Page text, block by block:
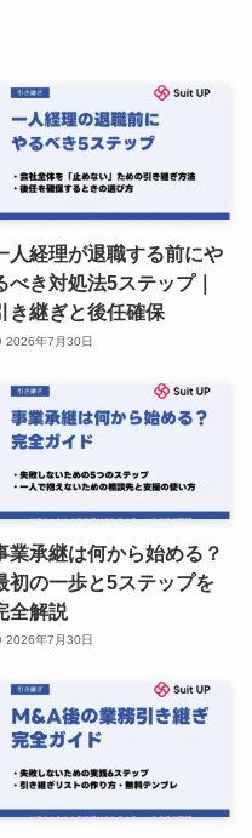
人経理が退職する前にや
べき対処法5ステップ｜
き継ぎと後任確保
2026年7月30日
業承継は何から始める？
初の一歩と5ステップを
全解説
2026年7月30日